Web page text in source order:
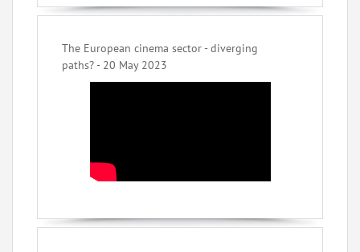
The European cinema sector - diverging
paths? - 20 May 2023